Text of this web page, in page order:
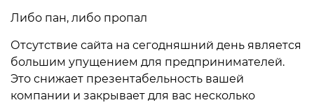
Либо пан, либо пропал
Отсутствие сайта на сегодняшний день является
большим упущением для предпринимателей.
Это снижает презентабельность вашей
компании и закрывает для вас несколько